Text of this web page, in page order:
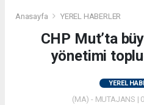
Anasayfa YEREL HABERLER
CHP Mut’ta
yönetimi
YEREL
(MA) - MUTAJANS |